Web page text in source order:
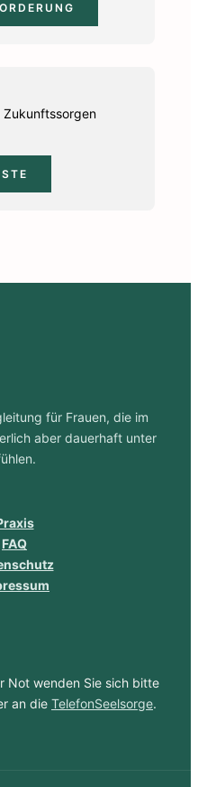
Zukunftssorgen
für Frauen, die im
aber dauerhaft unter
FAQ
Not wenden Sie sich bitte
an die TelefonSeelsorge.